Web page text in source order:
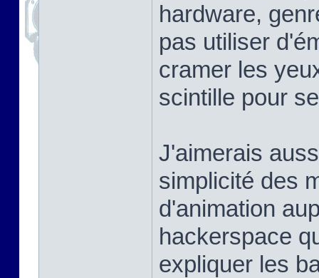
hardware,
pas utiliser
cramer les
scintille pour
J'aimerais
simplicité des
d'animation
hackerspace
expliquer les